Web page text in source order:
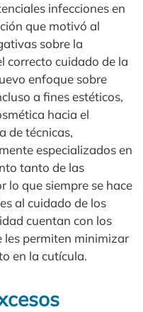
infecciones en
que motivó al
sobre la
correcto cuidado de la
enfoque sobre
a fines estéticos,
hacia el
de técnicas,
especializados en
tanto de las
lo que siempre se hace
al cuidado de los
cuentan con los
les permiten minimizar
en la cutícula.